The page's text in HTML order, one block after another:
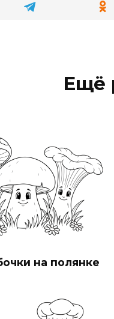
Ещё
на полянке